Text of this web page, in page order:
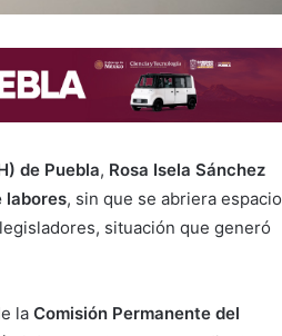
de Puebla, Rosa Isela Sánchez
labores, sin que se abriera espacio
situación que generó
la Comisión Permanente del